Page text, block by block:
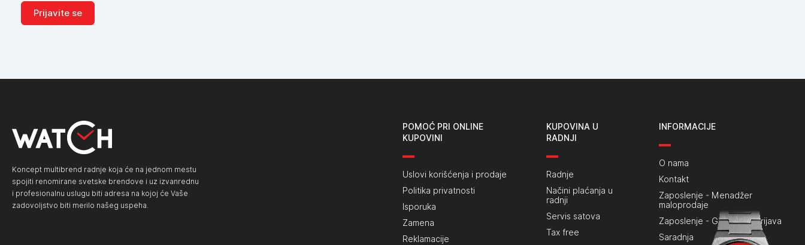
Prijavite se
Koncept multibrend radnje koja će na jednom mestu
spojiti renomirane svetske brendove i uz izvanrednu
i profesionalnu uslugu biti adresa na kojoj će Vaše
zadovoljstvo biti merilo našeg uspeha.
POMOĆ PRI ONLINE
KUPOVINI
Uslovi korišćenja i prodaje
Politika privatnosti
Isporuka
Zamena
Reklamacije
KUPOVINA U
RADNJI
Radnje
Načini plaćanja u
radnji
Servis satova
Tax free
INFORMACIJE
O nama
Kontakt
Zaposlenje - Menadžer
maloprodaje
Zaposlenje - Generalna prijava
Saradnja